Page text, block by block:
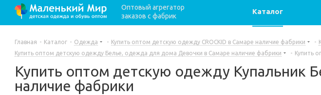
Оптовый агрегатор
заказов с фабрик
Каталог
Главная - Каталог - Одежда - Купить оптом детскую одежду CROCKID в Самаре наличие фабрики -
Купить оптом детскую одежду Белье, одежда для дома Девочки в Самаре наличие фабрики
- Купить
Купить оптом детскую одежду Купальник
наличие фабрики